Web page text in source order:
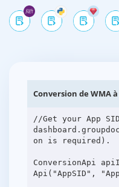
Conversion de WMA à
//Get your App
on is required).
ConversionApi
Api("AppSID",